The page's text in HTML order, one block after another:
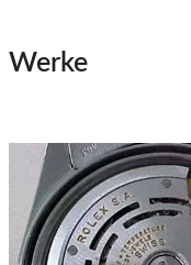
Werke